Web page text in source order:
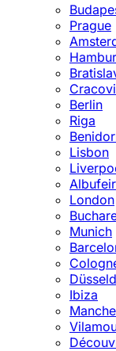
Prague
Berlin
Riga
Lisbon
London
Munich
Ibiza